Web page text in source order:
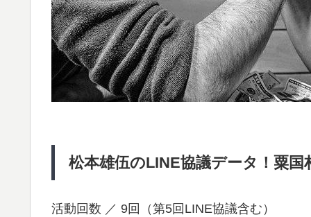
松本雄伍のLINE協議データ！粟国
活動回数 ／ 9回（第5回LINE協議含む）